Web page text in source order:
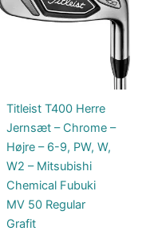
Titleist T400 Herre
Jernsæt – Chrome –
Højre – 6-9, PW, W,
W2 – Mitsubishi
Chemical Fubuki
MV 50 Regular
Grafit